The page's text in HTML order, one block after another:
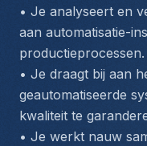
• Je analyseert en
aan automatisatie-
productieprocessen.
• Je draagt bij aan
geautomatiseerde
kwaliteit te
• Je werkt nauw